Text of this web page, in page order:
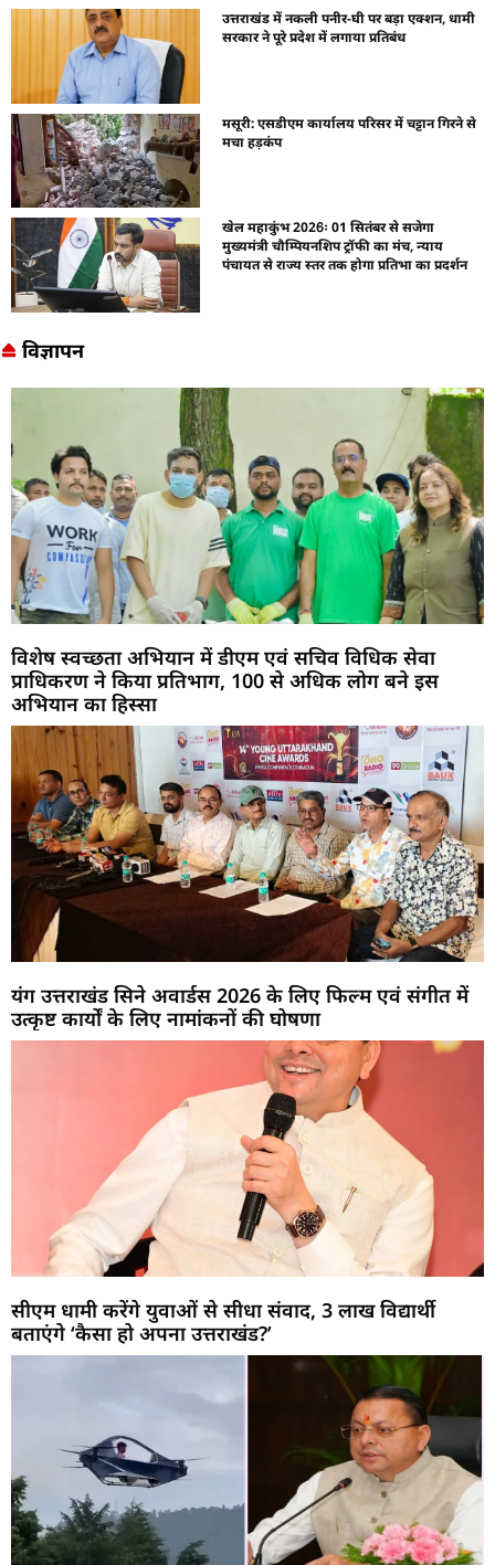
उत्तराखंड में नकली पनीर-घी पर बड़ा एक्शन, धामी
सरकार ने पूरे प्रदेश में लगाया प्रतिबंध
मसूरी: एसडीएम कार्यालय परिसर में चट्टान गिरने से
मचा हड़कंप
खेल महाकुंभ 2026ः 01 सितंबर से सजेगा
मुख्यमंत्री चौम्पियनशिप ट्रॉफी का मंच, न्याय
पंचायत से राज्य स्तर तक होगा प्रतिभा का प्रदर्शन
विज्ञापन
विशेष स्वच्छता अभियान में डीएम एवं सचिव विधिक सेवा
प्राधिकरण ने किया प्रतिभाग, 100 से अधिक लोग बने इस
अभियान का हिस्सा
यंग उत्तराखंड सिने अवार्डस 2026 के लिए फिल्म एवं संगीत में
उत्कृष्ट कार्यों के लिए नामांकनों की घोषणा
सीएम धामी करेंगे युवाओं से सीधा संवाद, 3 लाख विद्यार्थी
बताएंगे ‘कैसा हो अपना उत्तराखंड?’